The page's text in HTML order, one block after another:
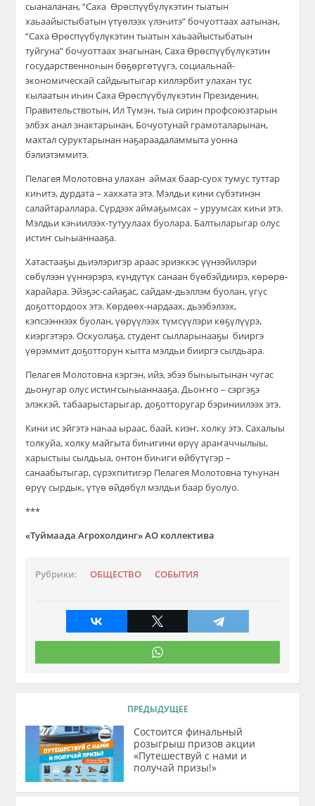
сыаналанан, “Саха Өрөспүүбүлүкэтин тыатын
хаьаайыстыбатын үтүөлээх үлэһитэ” бочуоттаах аатынан,
“Саха Өрөспүүбүлүкэтин тыатын хаьаайыстыбатын
туйгуна” бочуоттаах знагынан, Саха Өрөспүүбүлүкэтин
государственноһын бөҕөргөтүүгэ, социальнай-
экономическай сайдыытыгар киллэрбит улахан тус
кылаатын иһин Саха Өрөспүүбүлүкэтин Президенин,
Правительствотын, Ил Түмэн,тыа сирин профсоюзтарын
элбэх анал знактарынан, Бочуотунай грамоталарынан,
махтал суруктарынан наҕараадаламмыта уонна
бэлиэтэммитэ.
Пелагея Молотовна улахан аймах баар-суох тумус туттар
киһитэ, дурдата – хаххата этэ. Мэлдьи кини сүбэтинэн
салайтараллара. Сүрдээх аймаҕымсах – уруумсах киһи этэ.
Мэлдьи кэһиилээх-тутуулаах буолара. Балтыларыгар олус
истиҥ сыһыаннааҕа.
Хатастааҕы дьиэлэригэр араас эриэккэс үүнээйилэри
сөбүлээн үүннэрэрэ, күндүтүк санаан бүөбэйдиирэ, көрөрө-
харайара. Эйэҕэс-сайаҕас, сайдам-дьэллэм буолан, үгүс
доҕоттордоох этэ. Көрдөөх-нардаах, дьээбэлээх,
кэпсээннээх буолан, үөрүүлээх түмсүүлэри көҕүлүүрэ,
киэргэтэрэ. Оскуолаҕа, студент сылларынааҕы бииргэ
үөрэммит доҕотторун кытта мэлдьи бииргэ сылдьара.
Пелагея Молотовна кэргэн, ийэ, эбээ быһыытынан чугас
дьонугар олус истиҥсыһыаннааҕа. Дьоҥҥо – сэргэҕэ
элэккэй, табаарыстарыгар, доҕотторугар бэриниилээх этэ.
Кини ис эйгэтэ наһаа ыраас, баай, киэҥ, холку этэ. Сахалыы
толкуйа, холку майгыта биһигини өрүү араҥаччылыы,
харыстыы сылдьыа, онтон биһиги өйбүтүгэр –
санаабытыгар, сүрэхпитигэр Пелагея Молотовна туһунан
өрүү сырдык, үтүө өйдөбүл мэлдьи баар буолуо.
***
«Туймаада Агрохолдинг» АО коллектива
Рубрики: ОБЩЕСТВО СОБЫТИЯ
ПРЕДЫДУЩЕЕ
Состоится финальный
розыгрыш призов акции
«Путешествуй с нами и
получай призы!»